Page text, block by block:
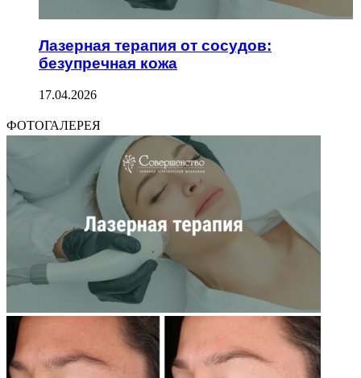
Лазерная терапия от сосудов:
безупречная кожа
17.04.2026
ФОТОГАЛЕРЕЯ